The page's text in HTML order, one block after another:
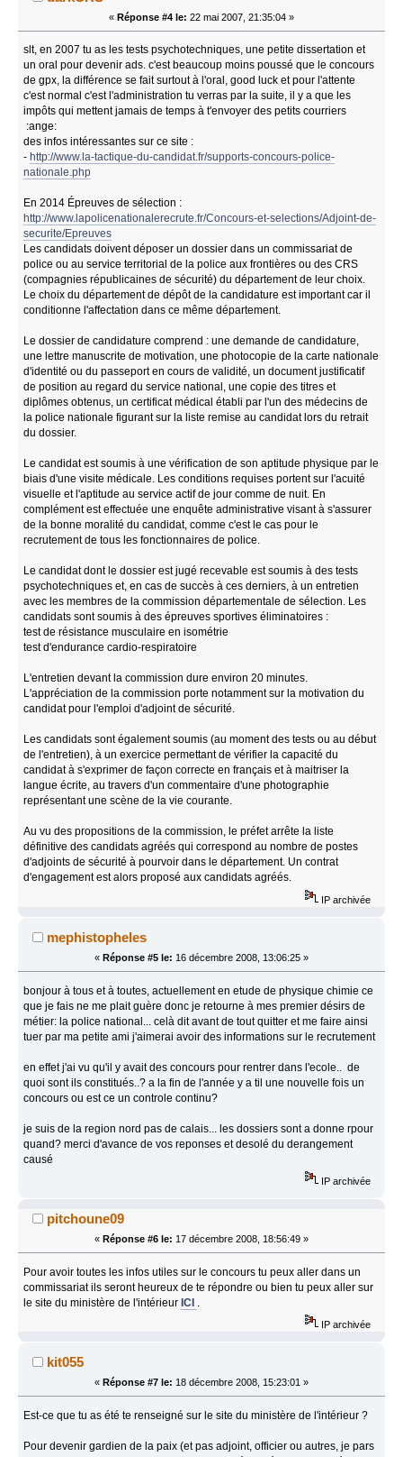
« Réponse #4 le: 22 mai 2007, 21:35:04 »
slt, en 2007 tu as les tests psychotechniques, une petite dissertation et
un oral pour devenir ads. c'est beaucoup moins poussé que le concours
de gpx, la différence se fait surtout à l'oral, good luck et pour l'attente
c'est normal c'est l'administration tu verras par la suite, il y a que les
impôts qui mettent jamais de temps à t'envoyer des petits courriers
:ange:
des infos intéressantes sur ce site :
- http://www.la-tactique-du-candidat.fr/supports-concours-police-
nationale.php
En 2014 Épreuves de sélection :
http://www.lapolicenationalerecrute.fr/Concours-et-selections/Adjoint-de-
securite/Epreuves
Les candidats doivent déposer un dossier dans un commissariat de
police ou au service territorial de la police aux frontières ou des CRS
(compagnies républicaines de sécurité) du département de leur choix.
Le choix du département de dépôt de la candidature est important car il
conditionne l'affectation dans ce même département.
Le dossier de candidature comprend : une demande de candidature,
une lettre manuscrite de motivation, une photocopie de la carte nationale
d'identité ou du passeport en cours de validité, un document justificatif
de position au regard du service national, une copie des titres et
diplômes obtenus, un certificat médical établi par l'un des médecins de
la police nationale figurant sur la liste remise au candidat lors du retrait
du dossier.
Le candidat est soumis à une vérification de son aptitude physique par le
biais d'une visite médicale. Les conditions requises portent sur l'acuité
visuelle et l'aptitude au service actif de jour comme de nuit. En
complément est effectuée une enquête administrative visant à s'assurer
de la bonne moralité du candidat, comme c'est le cas pour le
recrutement de tous les fonctionnaires de police.
Le candidat dont le dossier est jugé recevable est soumis à des tests
psychotechniques et, en cas de succès à ces derniers, à un entretien
avec les membres de la commission départementale de sélection. Les
candidats sont soumis à des épreuves sportives éliminatoires :
test de résistance musculaire en isométrie
test d'endurance cardio-respiratoire
L'entretien devant la commission dure environ 20 minutes.
L'appréciation de la commission porte notamment sur la motivation du
candidat pour l'emploi d'adjoint de sécurité.
Les candidats sont également soumis (au moment des tests ou au début
de l'entretien), à un exercice permettant de vérifier la capacité du
candidat à s'exprimer de façon correcte en français et à maitriser la
langue écrite, au travers d'un commentaire d'une photographie
représentant une scène de la vie courante.
Au vu des propositions de la commission, le préfet arrête la liste
définitive des candidats agréés qui correspond au nombre de postes
d'adjoints de sécurité à pourvoir dans le département. Un contrat
d'engagement est alors proposé aux candidats agréés.
IP archivée
mephistopheles
« Réponse #5 le: 16 décembre 2008, 13:06:25 »
bonjour à tous et à toutes, actuellement en etude de physique chimie ce
que je fais ne me plait guère donc je retourne à mes premier désirs de
métier: la police national... celà dit avant de tout quitter et me faire ainsi
tuer par ma petite ami j'aimerai avoir des informations sur le recrutement
en effet j'ai vu qu'il y avait des concours pour rentrer dans l'ecole.. de
quoi sont ils constitués..? a la fin de l'année y a til une nouvelle fois un
concours ou est ce un controle continu?
je suis de la region nord pas de calais... les dossiers sont a donne rpour
quand? merci d'avance de vos reponses et desolé du derangement
causé
IP archivée
pitchoune09
« Réponse #6 le: 17 décembre 2008, 18:56:49 »
Pour avoir toutes les infos utiles sur le concours tu peux aller dans un
commissariat ils seront heureux de te répondre ou bien tu peux aller sur
le site du ministère de l'intérieurICI
IP archivée
kit055
« Réponse #7 le: 18 décembre 2008, 15:23:01 »
Est-ce que tu as été te renseigné sur le site du ministère de l'intérieur ?
Pour devenir gardien de la paix (et pas adjoint, officier ou autres, je pars